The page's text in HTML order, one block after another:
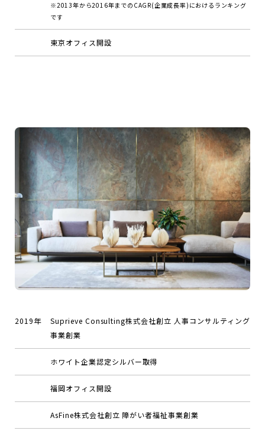
※2013年から2016年までのCAGR(企業成長率)におけるランキング
です
東京オフィス開設
2019年
Suprieve Consulting株式会社創立 人事コンサルティング
事業創業
ホワイト企業認定シルバー取得
福岡オフィス開設
AsFine株式会社創立 障がい者福祉事業創業